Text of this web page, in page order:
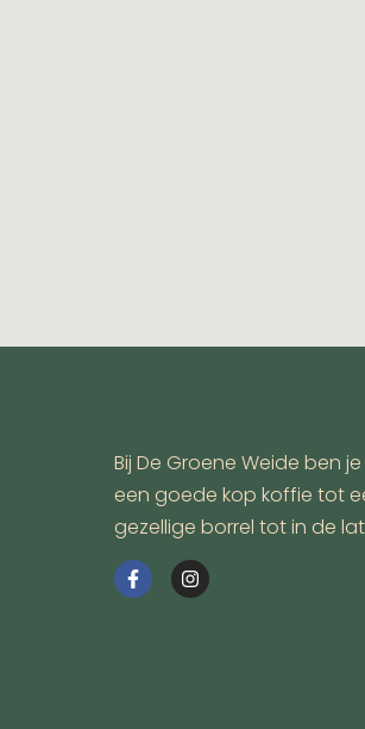
Bij De Groene Weide ben
een goede kop koffie tot
gezellige borrel tot in de